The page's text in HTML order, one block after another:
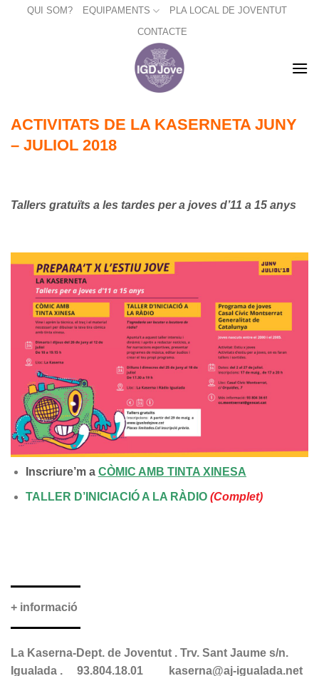
QUI SOM? EQUIPAMENTS
PLA LOCAL DE JOVENTUT
CONTACTE
ACTIVITATS DE LA KASERNETA JUNY
– JULIOL 2018
Tallers gratuïts a les tardes per a joves d’11 a 15 anys
Inscriure’m a CÒMIC AMB TINTA XINESA
TALLER D’INICIACIÓ A LA RÀDIO (Complet)
+ informació
La Kaserna-Dept. de Joventut . Trv. Sant Jaume s/n.
Igualada . 93.804.18.01 kaserna@aj-igualada.net